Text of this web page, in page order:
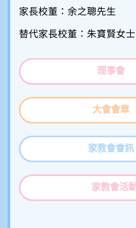
家長校董： 余之聰先生
替代家長校董： 朱寶賢女士
理事會
大會會章
家教會會訊
家教會活